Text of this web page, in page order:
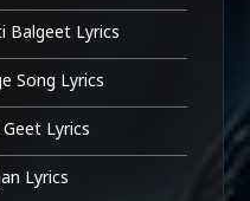
Balgeet Lyrics
Song Lyrics
Lyrics
Lyrics